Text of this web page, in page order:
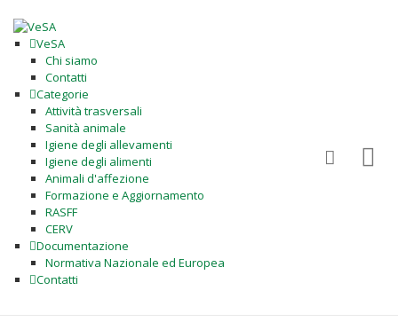
VeSA
Chi siamo
Contatti
Categorie
Attività trasversali
Sanità animale
Igiene degli allevamenti
Igiene degli alimenti
Animali d'affezione
Formazione e Aggiornamento
RASFF
CERV
Documentazione
Normativa Nazionale ed Europea
Contatti